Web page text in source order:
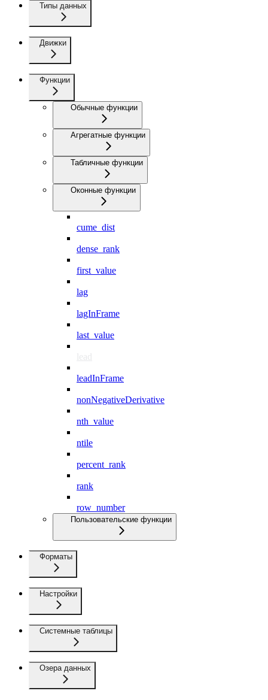
Типы данных
Движки
Функции
Обычные функции
Агрегатные функции
Табличные функции
Оконные функции
cume_dist
dense_rank
first_value
lag
lagInFrame
last_value
lead
leadInFrame
nonNegativeDerivative
nth_value
ntile
percent_rank
rank
row_number
Пользовательские функции
Форматы
Настройки
Системные таблицы
Озера данных